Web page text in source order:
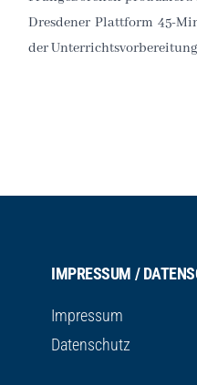
Dresdener Plattform 45-
der
IMPRESSUM /
Impressum
Datenschutz